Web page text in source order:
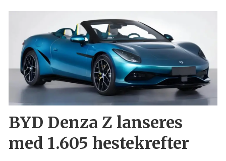
BYD Denza Z lanseres
med 1.605 hestekrefter